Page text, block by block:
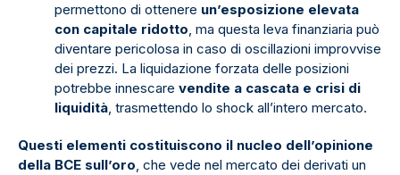
permettono di ottenere un’esposizione elevata
con capitale ridotto, ma questa leva finanziaria può
diventare pericolosa in caso di oscillazioni improvvise
dei prezzi. La liquidazione forzata delle posizioni
potrebbe innescare vendite a cascata e crisi di
liquidità, trasmettendo lo shock all’intero mercato.
Questi elementi costituiscono il nucleo dell’opinione
della BCE sull’oro, che vede nel mercato dei derivati un